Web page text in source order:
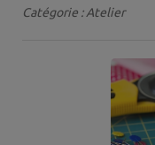
Catégorie : Atelier